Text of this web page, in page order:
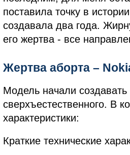
поставила точку в
создавала два года.
его жертва - все
Жертва аборта –
Модель начали
сверхъестественного. В
характеристики:
Краткие технические